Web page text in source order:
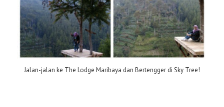
Jalan-jalan ke The Lodge Maribaya dan Bertengger di Sky Tree!